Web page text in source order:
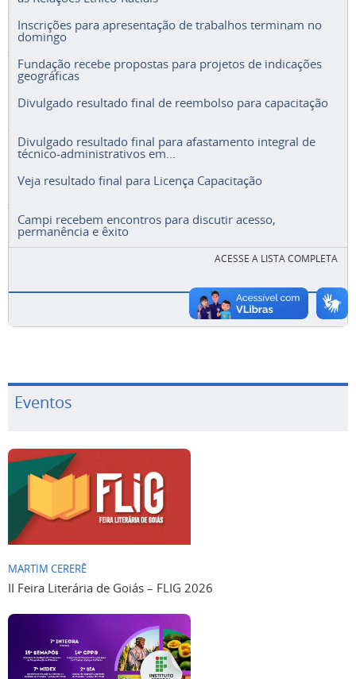
Inscrições para apresentação de trabalhos terminam no
domingo
Fundação recebe propostas para projetos de indicações
geográficas
Divulgado resultado final de reembolso para capacitação
Divulgado resultado final para afastamento integral de
técnico-administrativos em...
Veja resultado final para Licença Capacitação
Campi recebem encontros para discutir acesso,
permanência e êxito
ACESSE A LISTA COMPLETA
Eventos
MARTIM CERERÊ
II Feira Literária de Goiás – FLIG 2026